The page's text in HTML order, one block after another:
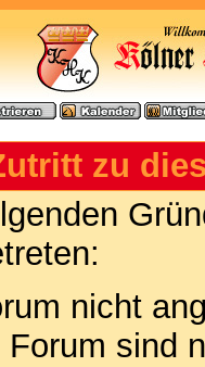
zu
nicht
sind